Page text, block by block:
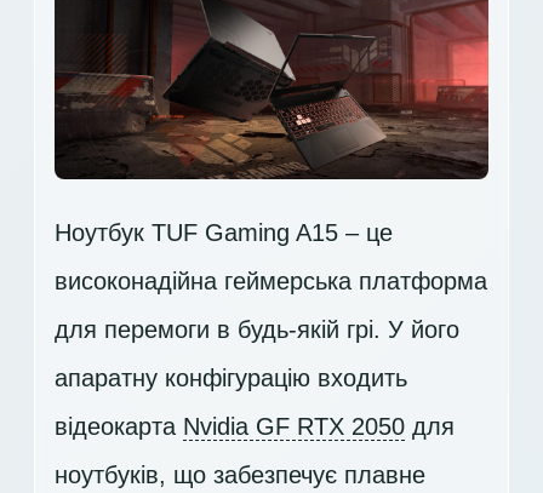
Ноутбук TUF Gaming A15 – це
високонадійна геймерська платформа
для перемоги в будь-якій грі. У його
апаратну конфігурацію входить
відеокарта Nvidia GF RTX 2050 для
ноутбуків, що забезпечує плавне